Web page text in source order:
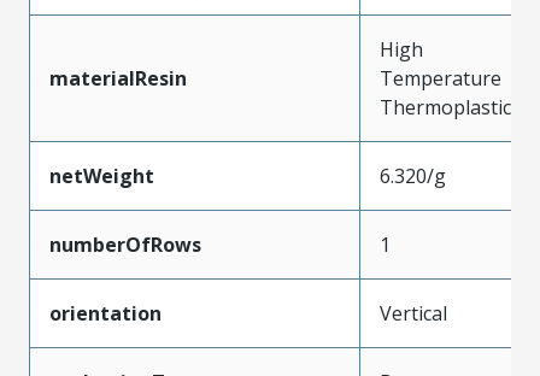
materialResin
High
Temperature
Thermoplastic
netWeight 6.320/g
numberOfRows 1
orientation Vertical